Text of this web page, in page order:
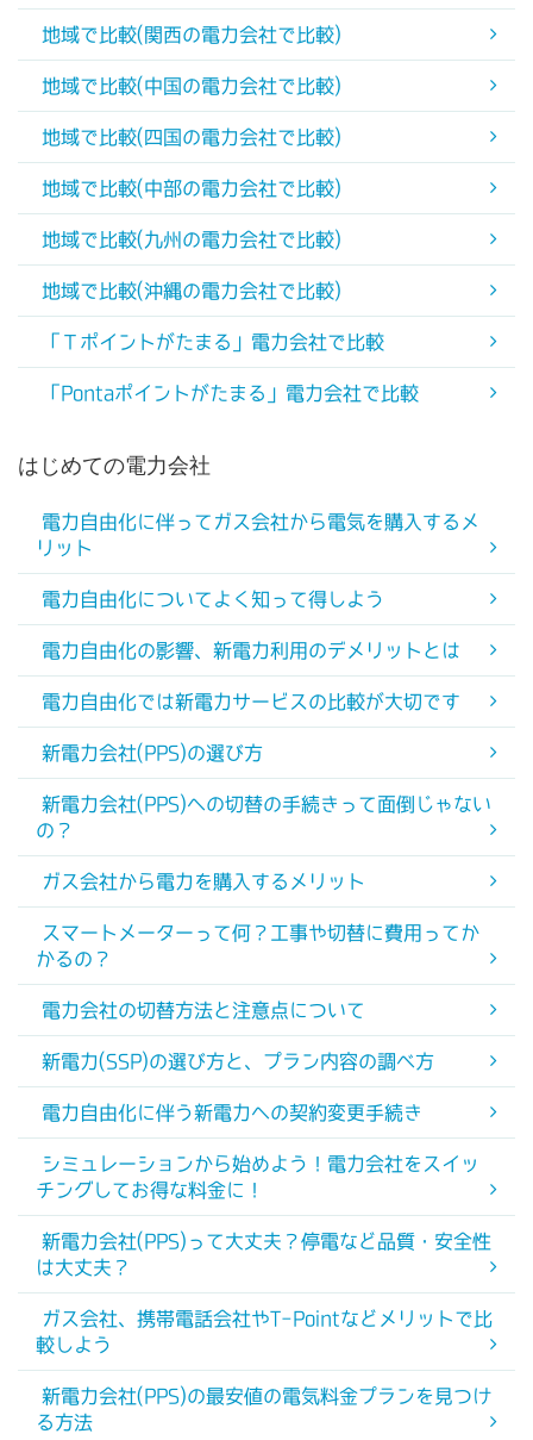
地域で比較(関西の電力会社で比較)
地域で比較(中国の電力会社で比較)
地域で比較(四国の電力会社で比較)
地域で比較(中部の電力会社で比較)
地域で比較(九州の電力会社で比較)
地域で比較(沖縄の電力会社で比較)
「Ｔポイントがたまる」電力会社で比較
「Pontaポイントがたまる」電力会社で比較
はじめての電力会社
電力自由化に伴ってガス会社から電気を購入するメ
リット
電力自由化についてよく知って得しよう
電力自由化の影響、新電力利用のデメリットとは
電力自由化では新電力サービスの比較が大切です
新電力会社(PPS)の選び方
新電力会社(PPS)への切替の手続きって面倒じゃない
の？
ガス会社から電力を購入するメリット
スマートメーターって何？工事や切替に費用ってか
かるの？
電力会社の切替方法と注意点について
新電力(SSP)の選び方と、プラン内容の調べ方
電力自由化に伴う新電力への契約変更手続き
シミュレーションから始めよう！電力会社をスイッ
チングしてお得な料金に！
新電力会社(PPS)って大丈夫？停電など品質・安全性
は大丈夫？
ガス会社、携帯電話会社やT-Pointなどメリットで比
較しよう
新電力会社(PPS)の最安値の電気料金プランを見つけ
る方法